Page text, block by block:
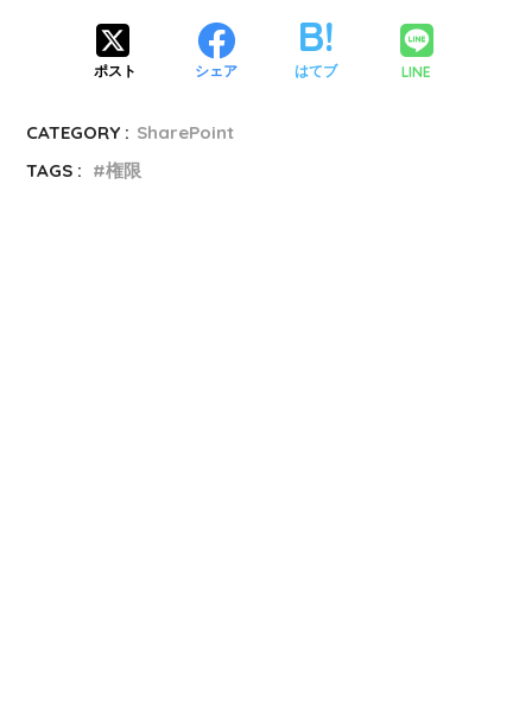
ポスト シェア はてブ LINE
CATEGORY : SharePoint
TAGS :
権限